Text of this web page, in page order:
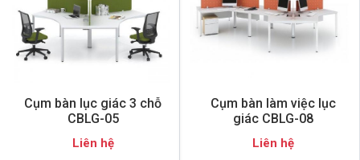
Cụm bàn lục giác 3 chỗ
CBLG-05
Liên hệ
Cụm bàn làm việc lục
giác CBLG-08
Liên hệ